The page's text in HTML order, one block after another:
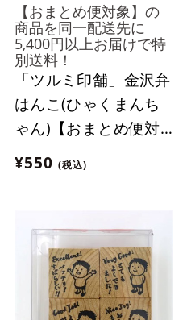
【おまとめ便対象】の
商品を同一配送先に
5,400円以上お届けで特
別送料！
「ツルミ印舗」金沢弁
はんこ(ひゃくまんち
ゃん)【おまとめ便対
象】
¥550 (税込)